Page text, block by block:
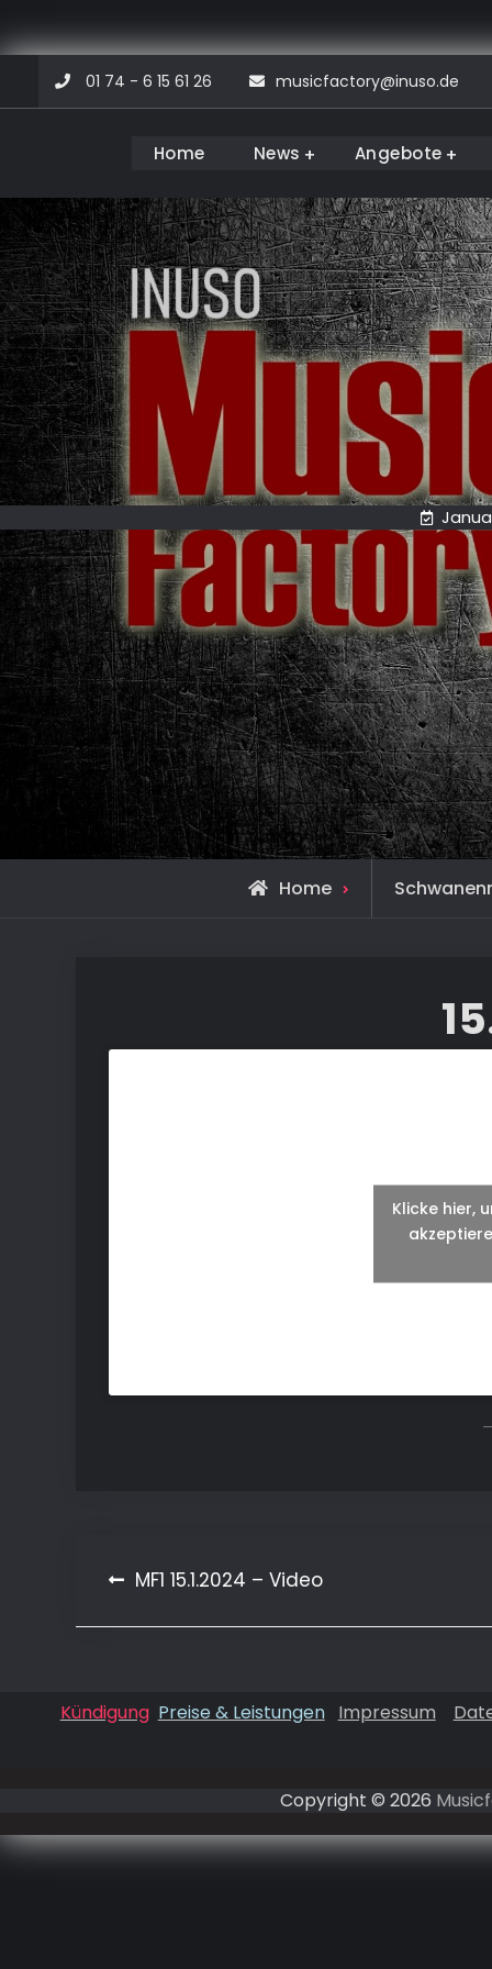
content
01 74 - 6 15 61 26 musicfactory@inuso.de
Musicfactory
Home News Angebote
Home
Klicke hier,
Beitragsnavigation
MF1 15.1.2024 – Video
Kündigung Preise & Leistungen Impressum
Copyright © 2026